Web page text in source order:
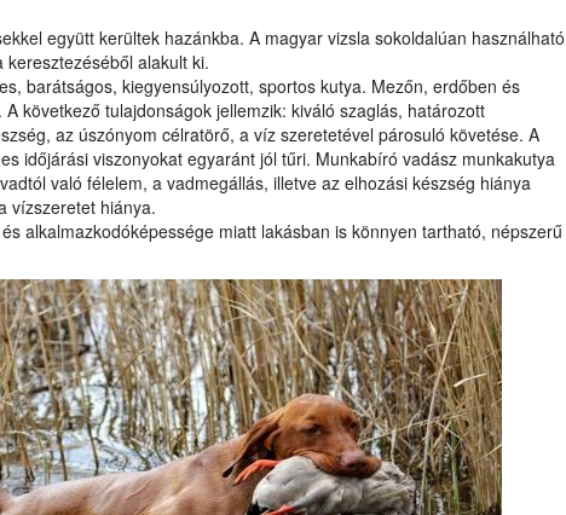
együtt kerültek hazánkba. A magyar vizsla sokoldalúan használható
alakult ki.
barátságos, kiegyensúlyozott, sportos kutya. Mezőn, erdőben és
következő tulajdonságok jellemzik: kiváló szaglás, határozott
az úszónyom célratörő, a víz szeretetével párosuló követése. A
időjárási viszonyokat egyaránt jól tűri. Munkabíró vadász munkakutya
való félelem, a vadmegállás, illetve az elhozási készség hiánya
vízszeretet hiánya.
alkalmazkodóképessége miatt lakásban is könnyen tartható, népszerű